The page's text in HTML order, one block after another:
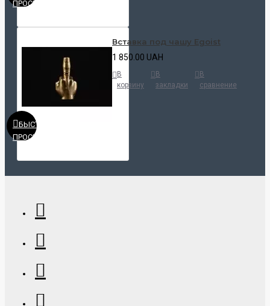
ПРОСМОТР
БЫСТРЫЙ
ПРОСМОТР
Вставка под чашу Egoist
1 850.00 UAH
В
корзину
В
закладки
В
сравнение